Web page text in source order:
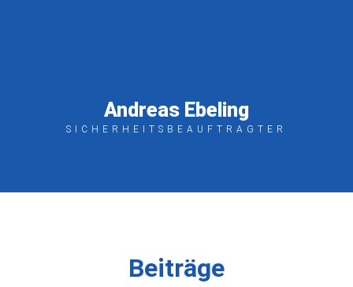
Andreas Ebeling
SICHERHEITSBEAUFTRAGTER
Beiträge